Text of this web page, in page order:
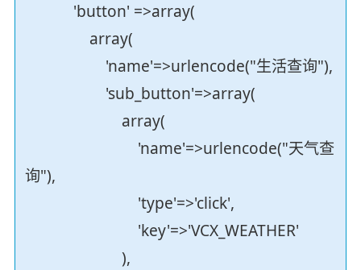
'button' =>array(
array(
'name'=>urlencode("生活查询"),
'sub_button'=>array(
array(
'name'=>urlencode("天气查
询"),
'type'=>'click',
'key'=>'VCX_WEATHER'
),